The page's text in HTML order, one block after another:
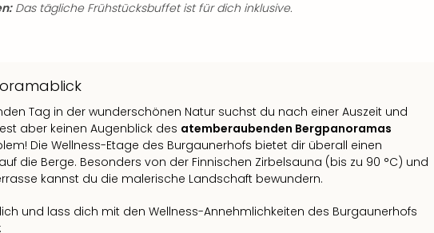
Das tägliche Frühstücksbuffet ist für dich inklusive.
Tag in der wunderschönen Natur suchst du nach einer Auszeit und
aber keinen Augenblick des atemberaubenden Bergpanoramas
Die Wellness-Etage des Burgaunerhofs bietet dir überall einen
die Berge. Besonders von der Finnischen Zirbelsauna (bis zu 90 °C) und
kannst du die malerische Landschaft bewundern.
und lass dich mit den Wellness-Annehmlichkeiten des Burgaunerhofs